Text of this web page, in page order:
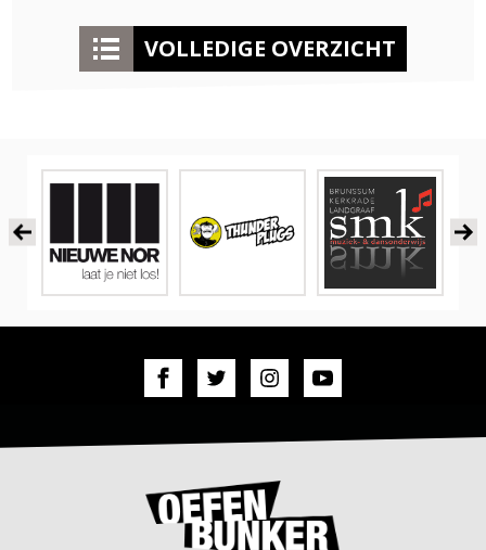
VOLLEDIGE OVERZICHT